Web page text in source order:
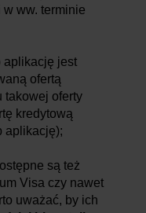
ww. terminie
aplikację jest
ofertą
takowej oferty
kredytową
aplikację);
są też
Visa czy nawet
uważać, by ich